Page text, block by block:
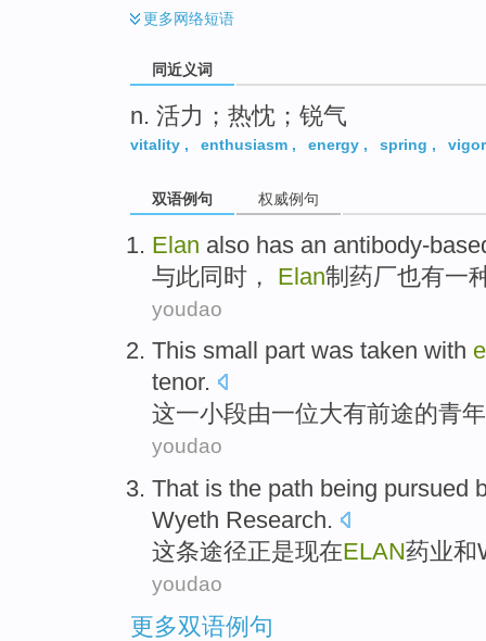
更多网络短语
同近义词
n. 活力；热忱；锐气
vitality , enthusiasm , energy , spring , vigor
双语例句 权威例句
Elan also has an antibody-
与此同时， Elan制药厂也有一
youdao
This small part was taken with
tenor.
这一小段由一位大有前途的青年
youdao
That is the path being pursued
Wyeth Research.
这条途径正是现在ELAN药业和
youdao
更多双语例句